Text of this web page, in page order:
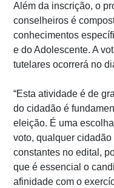
Além da inscrição, o
conselheiros é
conhecimentos
e do Adolescente. A
tutelares ocorrerá no
“Esta atividade é de
do cidadão é
eleição. É uma
voto, qualquer
constantes no edital,
que é essencial o
afinidade com o